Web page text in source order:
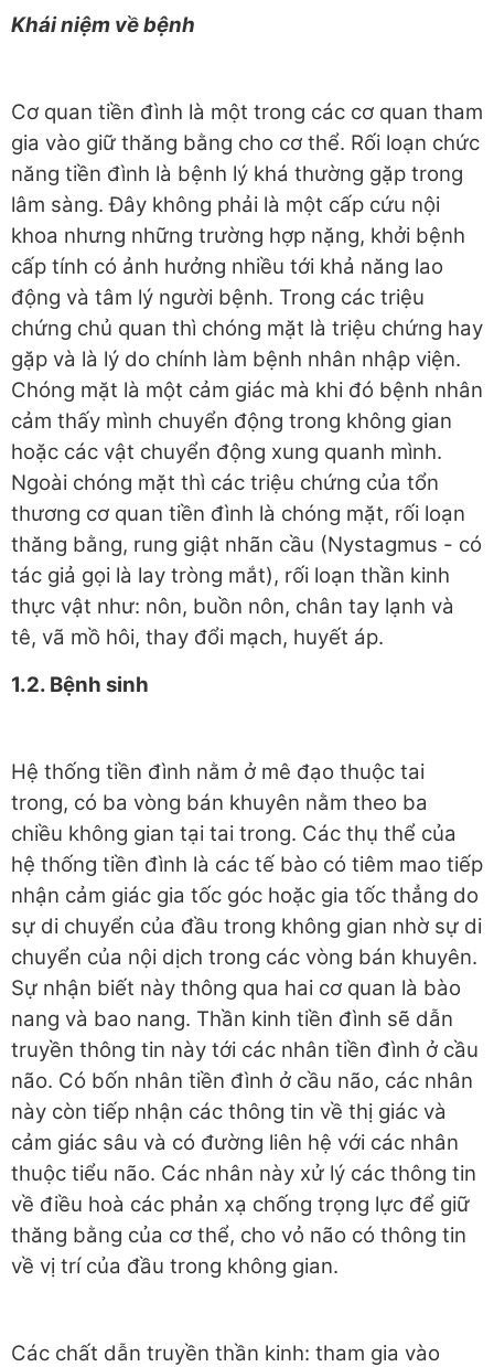
Khái niệm về bệnh
Cơ quan tiền đình là một trong các cơ quan tham
gia vào giữ thăng bằng cho cơ thể. Rối loạn chức
năng tiền đình là bệnh lý khá thường gặp trong
lâm sàng. Đây không phải là một cấp cứu nội
khoa nhưng những trường hợp nặng, khởi bệnh
cấp tính có ảnh hưởng nhiều tới khả năng lao
động và tâm lý người bệnh. Trong các triệu
chứng chủ quan thì chóng mặt là triệu chứng hay
gặp và là lý do chính làm bệnh nhân nhập viện.
Chóng mặt là một cảm giác mà khi đó bệnh nhân
cảm thấy mình chuyển động trong không gian
hoặc các vật chuyển động xung quanh mình.
Ngoài chóng mặt thì các triệu chứng của tổn
thương cơ quan tiền đình là chóng mặt, rối loạn
thăng bằng, rung giật nhãn cầu (Nystagmus - có
tác giả gọi là lay tròng mắt), rối loạn thần kinh
thực vật như: nôn, buồn nôn, chân tay lạnh và
tê, vã mồ hôi, thay đổi mạch, huyết áp.
1.2. Bệnh sinh
Hệ thống tiền đình nằm ở mê đạo thuộc tai
trong, có ba vòng bán khuyên nằm theo ba
chiều không gian tại tai trong. Các thụ thể của
hệ thống tiền đình là các tế bào có tiêm mao tiếp
nhận cảm giác gia tốc góc hoặc gia tốc thẳng do
sự di chuyển của đầu trong không gian nhờ sự di
chuyển của nội dịch trong các vòng bán khuyên.
Sự nhận biết này thông qua hai cơ quan là bào
nang và bao nang. Thần kinh tiền đình sẽ dẫn
truyền thông tin này tới các nhân tiền đình ở cầu
não. Có bốn nhân tiền đình ở cầu não, các nhân
này còn tiếp nhận các thông tin về thị giác và
cảm giác sâu và có đường liên hệ với các nhân
thuộc tiểu não. Các nhân này xử lý các thông tin
về điều hoà các phản xạ chống trọng lực để giữ
thăng bằng của cơ thể, cho vỏ não có thông tin
về vị trí của đầu trong không gian.
Các chất dẫn truyền thần kinh: tham gia vào